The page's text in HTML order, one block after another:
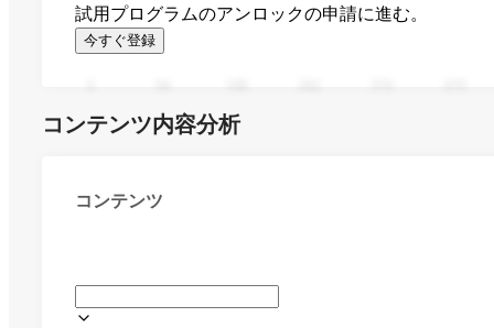
試用プログラムのアンロックの申請に進む。
今すぐ登録
コンテンツ内容分析
コンテンツ